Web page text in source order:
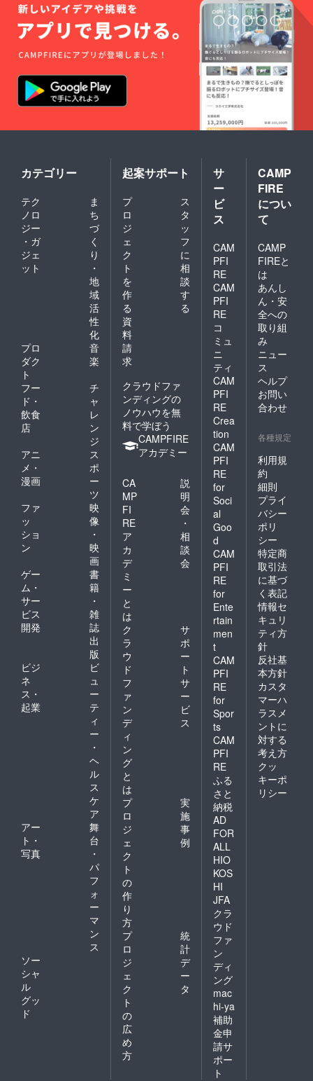
カテゴリー
テク
ノロ
ジー
・ガ
ジェ
ット
ま
ち
づ
く
り
・
地
域
活
性
化
プロ
ダク
ト
音
楽
フー
ド・
飲食
店
チ
ャ
レ
ン
ジ
アニ
メ・
漫画
ス
ポ
ー
ツ
ファ
ッ
ショ
ン
映
像
・
映
画
ゲー
ム・
サー
ビス
開発
書
籍
・
雑
誌
出
版
ビジ
ネ
ス・
起業
ビ
ュ
ー
テ
ィ
ー
・
ヘ
ル
ス
ケ
ア
アー
ト・
写真
舞
台
・
パ
フ
ォ
ー
マ
ン
ス
ソー
シャ
ル
グッ
ド
起案サポート
プ
ロ
ジ
ェ
ク
ト
を
作
る
ス
タ
ッ
フ
に
相
談
す
る
資
料
請
求
クラウドファ
ンディングの
ノウハウを無
料で学ぼう
CAMPFIRE
アカデミー
CA
MP
FI
RE
ア
カ
デ
ミ
ー
と
は
説
明
会
・
相
談
会
ク
ラ
ウ
ド
フ
ァ
ン
デ
ィ
ン
グ
と
は
サ
ポ
ー
ト
サ
ー
ビ
ス
プ
ロ
ジ
ェ
ク
ト
の
作
り
方
実
施
事
例
プ
ロ
ジ
ェ
ク
ト
の
広
め
方
統
計
デ
ー
タ
サ
ー
ビ
ス
CAM
PFI
RE
CAM
PFI
RE
コ
ミュ
ニ
ティ
CAM
PFI
RE
Crea
tion
CAM
PFI
RE
for
Soci
al
Goo
d
CAM
PFI
RE
for
Ente
rtain
men
t
CAM
PFI
RE
for
Spor
ts
CAM
PFI
RE
ふる
さと
納税
AD
FOR
ALL
HIO
KOS
HI
JFA
クラ
ウド
ファ
ン
ディ
ング
mac
hi-ya
補助
金申
請サ
ポー
ト
CAMP
FIRE
につい
て
CAMP
FIREと
は
あんし
ん・安
全への
取り組
み
ニュー
ス
ヘルプ
お問い
合わせ
各種規定
利用規
約
細則
プライ
バシー
ポリ
シー
特定商
取引法
に基づ
く表記
情報セ
キュリ
ティ方
針
反社基
本方針
カスタ
マーハ
ラスメ
ントに
対する
考え方
クッ
キーポ
リシー